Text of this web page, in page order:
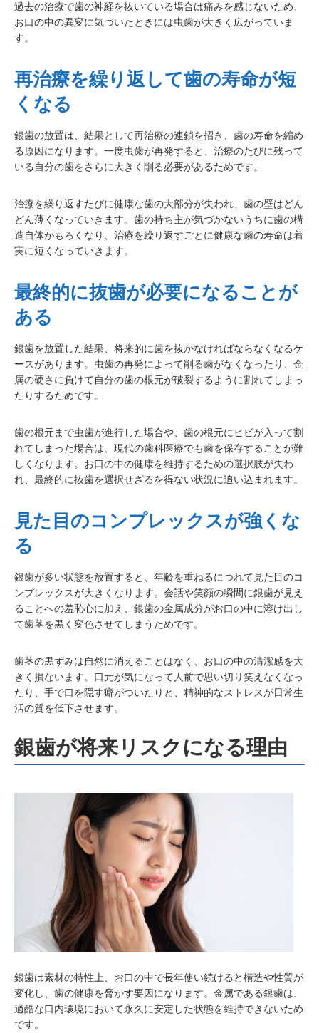
過去の治療で歯の神経を抜いている場合は痛みを感じないため、
お口の中の異変に気づいたときには虫歯が大きく広がっていま
す。
再治療を繰り返して歯の寿命が短
くなる
銀歯の放置は、結果として再治療の連鎖を招き、歯の寿命を縮め
る原因になります。一度虫歯が再発すると、治療のたびに残って
いる自分の歯をさらに大きく削る必要があるためです。
治療を繰り返すたびに健康な歯の大部分が失われ、歯の壁はどん
どん薄くなっていきます。歯の持ち主が気づかないうちに歯の構
造自体がもろくなり、治療を繰り返すごとに健康な歯の寿命は着
実に短くなっていきます。
最終的に抜歯が必要になることが
ある
銀歯を放置した結果、将来的に歯を抜かなければならなくなるケ
ースがあります。虫歯の再発によって削る歯がなくなったり、金
属の硬さに負けて自分の歯の根元が破裂するように割れてしまっ
たりするためです。
歯の根元まで虫歯が進行した場合や、歯の根元にヒビが入って割
れてしまった場合は、現代の歯科医療でも歯を保存することが難
しくなります。お口の中の健康を維持するための選択肢が失わ
れ、最終的に抜歯を選択せざるを得ない状況に追い込まれます。
見た目のコンプレックスが強くな
る
銀歯が多い状態を放置すると、年齢を重ねるにつれて見た目のコ
ンプレックスが大きくなります。会話や笑顔の瞬間に銀歯が見え
ることへの羞恥心に加え、銀歯の金属成分がお口の中に溶け出し
て歯茎を黒く変色させてしまうためです。
歯茎の黒ずみは自然に消えることはなく、お口の中の清潔感を大
きく損ないます。口元が気になって人前で思い切り笑えなくなっ
たり、手で口を隠す癖がついたりと、精神的なストレスが日常生
活の質を低下させます。
銀歯が将来リスクになる理由
銀歯は素材の特性上、お口の中で長年使い続けると構造や性質が
変化し、歯の健康を脅かす要因になります。金属である銀歯は、
過酷な口内環境において永久に安定した状態を維持できないため
です。